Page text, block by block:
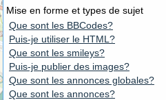
Mise en forme et types de sujet
Que sont les BBCodes?
Puis-je utiliser le HTML?
Que sont les smileys?
Puis-je publier des images?
Que sont les annonces globales?
Que sont les annonces?